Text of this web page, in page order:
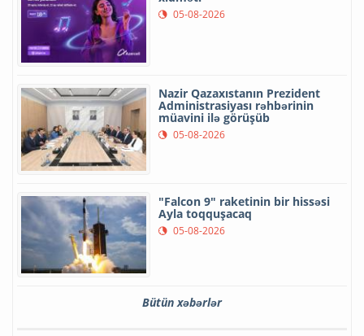
05-08-2026
Nazir Qazaxıstanın Prezident
Administrasiyası rəhbərinin
müavini ilə görüşüb
05-08-2026
"Falcon 9" raketinin bir hissəsi
Ayla toqquşacaq
05-08-2026
Bütün xəbərlər